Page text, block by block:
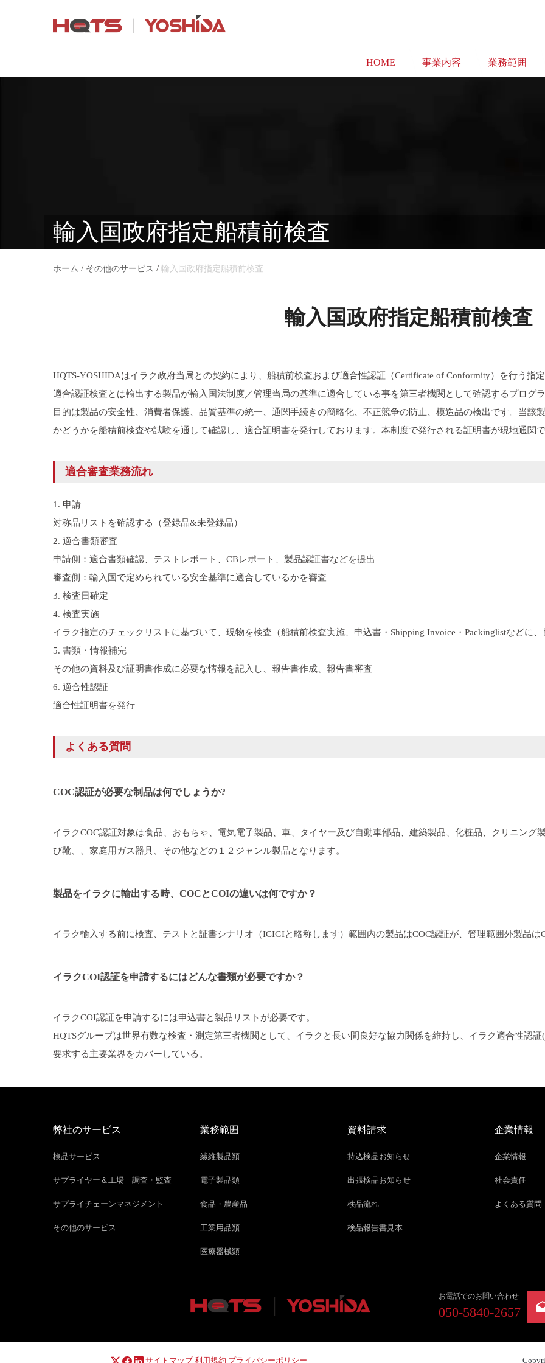
HOME 事業内容 業務範囲
輸入国政府指定船積前検査
ホーム / その他のサービス / 輸入国政府指定船積前検査
輸入国政府指定船積前検査
HQTS-YOSHIDAはイラク政府当局との契約により、船積前検査および適合性認証（Certificate of Conformity）を行う指定
適合認証検査とは輸出する製品が輸入国法制度／管理当局の基準に適合している事を第三者機関として確認するプログラ
目的は製品の安全性、消費者保護、品質基準の統一、通関手続きの簡略化、不正競争の防止、模造品の検出です。当該
かどうかを船積前検査や試験を通して確認し、適合証明書を発行しております。本制度で発行される証明書が現地通関で
適合審査業務流れ
1. 申請
対称品リストを確認する（登録品&未登録品）
2. 適合書類審査
申請側：適合書類確認、テストレポート、CBレポート、製品認証書などを提出
審査側：輸入国で定められている安全基準に適合しているかを審査
3. 検査日確定
4. 検査実施
イラク指定のチェックリストに基づいて、現物を検査（船積前検査実施、申込書・Shipping Invoice・Packinglistなどに、
5. 書類・情報補完
その他の資料及び証明書作成に必要な情報を記入し、報告書作成、報告書審査
6. 適合性認証
適合性証明書を発行
よくある質問
COC認証が必要な制品は何でしょうか?
イラクCOC認証対象は食品、おもちゃ、電気電子製品、車、タイヤー及び自動車部品、建築製品、化粧品、クリニング
び靴、、家庭用ガス器具、その他などの１２ジャンル製品となります。
製品をイラクに輸出する時、COCとCOIの違いは何ですか？
イラク輸入する前に検査、テストと証書シナリオ（ICIGIと略称します）範囲内の製品はCOC認証が、管理範囲外製品は
イラクCOI認証を申請するにはどんな書類が必要ですか？
イラクCOI認証を申請するには申込書と製品リストが必要です。
HQTSグループは世界有数な検査・測定第三者機関として、イラクと長い間良好な協力関係を維持し、イラク適合性認
要求する主要業界をカバーしている。
弊社のサービス
検品サービス
サプライヤー＆工場 調査・監査
サプライチェーンマネジメント
その他のサービス
業務範囲
繊維製品類
電子製品類
食品・農産品
工業用品類
医療器械類
資料請求
持込検品お知らせ
出張検品お知らせ
検品流れ
検品報告書見本
企業情報
企業情報
社会責任
よくある質問
お電話でのお問い合わせ
050-5840-2657
サイトマップ 利用規約 プライバシーポリシー